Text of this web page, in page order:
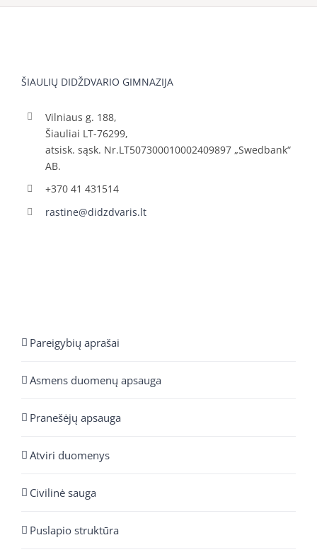
ŠIAULIŲ DIDŽDVARIO GIMNAZIJA
Vilniaus g. 188,
Šiauliai LT-76299,
atsisk. sąsk. Nr.LT507300010002409897 „Swedbank“
AB.
+370 41 431514
rastine@didzdvaris.lt
Pareigybių aprašai
Asmens duomenų apsauga
Pranešėjų apsauga
Atviri duomenys
Civilinė sauga
Puslapio struktūra